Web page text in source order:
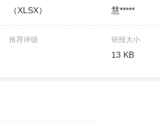
（XLSX） 慧*****
推荐评级 研报大小
13 KB